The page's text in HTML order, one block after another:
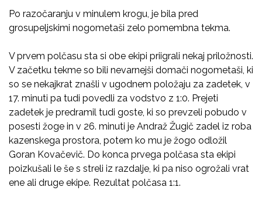
Po razočaranju v minulem krogu, je bila pred
grosupeljskimi nogometaši zelo pomembna tekma.
V prvem polčasu sta si obe ekipi priigrali nekaj priložnosti.
V začetku tekme so bili nevarnejši domači nogometaši, ki
so se nekajkrat znašli v ugodnem položaju za zadetek, v
17. minuti pa tudi povedli za vodstvo z 1:0. Prejeti
zadetek je predramil tudi goste, ki so prevzeli pobudo v
posesti žoge in v 26. minuti je Andraž Žugič zadel iz roba
kazenskega prostora, potem ko mu je žogo odložil
Goran Kovačevič. Do konca prvega polčasa sta ekipi
poizkušali le še s streli iz razdalje, ki pa niso ogrožali vrat
ene ali druge ekipe. Rezultat polčasa 1:1.